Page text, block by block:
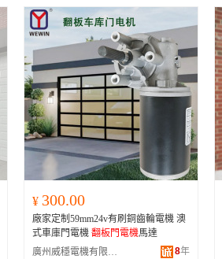
¥ 300.00
廠家定制59mm24v有刷銅齒輪電機 澳
式車庫門電機 翻板門電機馬達
廣州威穩電機有限公司
8年